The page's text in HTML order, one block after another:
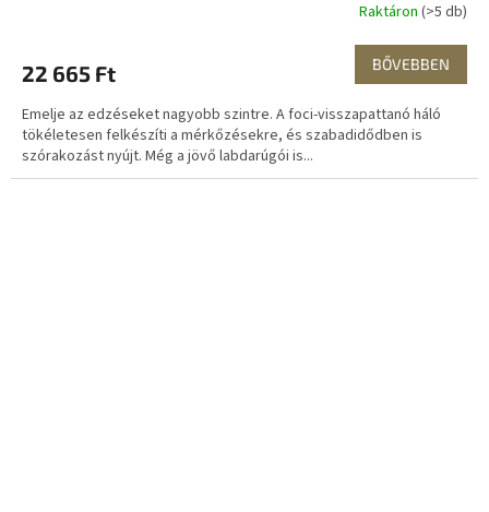
Raktáron (>5 db)
22 665 Ft BŐVEBBEN
Emelje az edzéseket nagyobb szintre. A foci-visszapattanó háló
tökéletesen felkészíti a mérkőzésekre, és szabadidődben is
szórakozást nyújt. Még a jövő labdarúgói is...